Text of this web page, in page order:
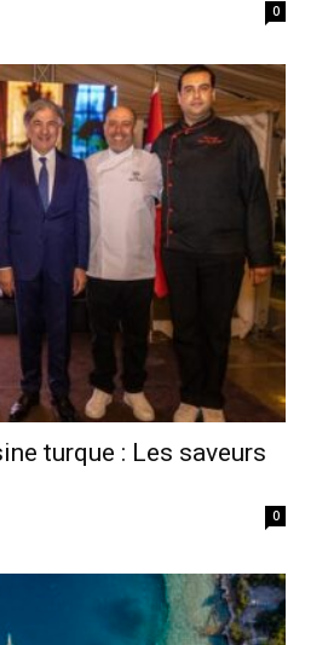
0
turque : Les saveurs
0